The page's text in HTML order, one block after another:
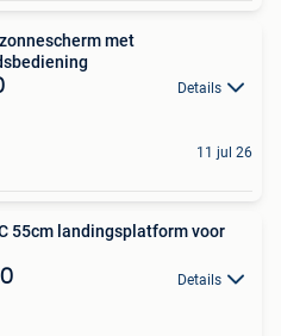
met
Details
11 jul 26
55cm landingsplatform voor
Details